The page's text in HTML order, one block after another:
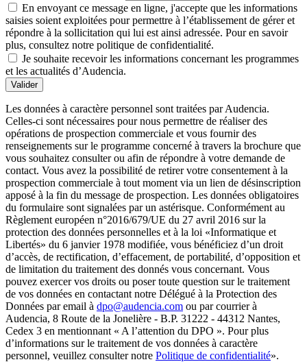
En envoyant ce message en ligne, j'accepte que les informations
saisies soient exploitées pour permettre à l’établissement de gérer et
répondre à la sollicitation qui lui est ainsi adressée. Pour en savoir
plus, consultez notre politique de confidentialité.
Je souhaite recevoir les informations concernant les programmes
et les actualités d’Audencia.
Valider
Les données à caractère personnel sont traitées par Audencia.
Celles-ci sont nécessaires pour nous permettre de réaliser des
opérations de prospection commerciale et vous fournir des
renseignements sur le programme concerné à travers la brochure que
vous souhaitez consulter ou afin de répondre à votre demande de
contact. Vous avez la possibilité de retirer votre consentement à la
prospection commerciale à tout moment via un lien de désinscription
apposé à la fin du message de prospection. Les données obligatoires
du formulaire sont signalées par un astérisque. Conformément au
Règlement européen n°2016/679/UE du 27 avril 2016 sur la
protection des données personnelles et à la loi «Informatique et
Libertés» du 6 janvier 1978 modifiée, vous bénéficiez d’un droit
d’accès, de rectification, d’effacement, de portabilité, d’opposition et
de limitation du traitement des donnés vous concernant. Vous
pouvez exercer vos droits ou poser toute question sur le traitement
de vos données en contactant notre Délégué à la Protection des
Données par email à dpo@audencia.com ou par courrier à
Audencia, 8 Route de la Jonelière - B.P. 31222 - 44312 Nantes,
Cedex 3 en mentionnant « A l’attention du DPO ». Pour plus
d’informations sur le traitement de vos données à caractère
personnel, veuillez consulter notre Politique de confidentialité».